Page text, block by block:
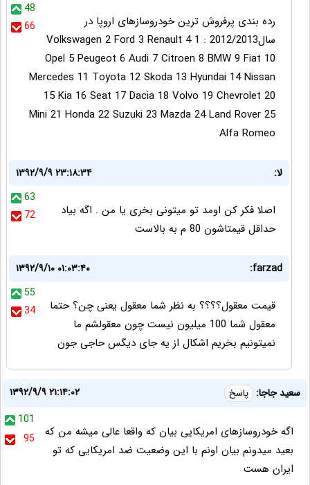
48
66
رده بندی پرفروش ترین خودروسازهای اروپا در
سال2012/2013 : 1 Volkswagen 2 Ford 3 Renault 4
Opel 5 Peugeot 6 Audi 7 Citroen 8 BMW 9 Fiat 10
Mercedes 11 Toyota 12 Skoda 13 Hyundai 14 Nissan
15 Kia 16 Seat 17 Dacia 18 Volvo 19 Chevrolet 20
Mini 21 Honda 22 Suzuki 23 Mazda 24 Land Rover 25
Alfa Romeo
لا:
۱۳۹۲/۹/۹ ۲۳:۱۸:۳۴
63
72
اصلا فکر کن اومد تو میتونی بخری یا من . اگه بیاد
حداقل قیمتاشون 80 م به بالاست
farzad:
۱۳۹۲/۹/۱۰ ۰۱:۰۳:۴۰
55
34
قیمت معقول؟؟؟؟ به نظر شما معقول یعنی چن؟ حتما
معقول شما 100 میلیون نیست چون معقولشم ما
نمیتونیم بخریم اشکال از یه جای دیگس حاجی جون
سعید جاجا: پاسخ
۱۳۹۲/۹/۹ ۲۱:۱۴:۰۲
101
95
اگه خودروسازهای امریکایی بیان که واقعا عالی میشه من که
بعید میدونم بیان اونم با این وضعیت ضد امریکایی که تو
ایران هست